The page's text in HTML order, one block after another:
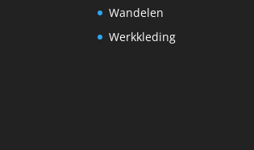
Wandelen
Werkkleding